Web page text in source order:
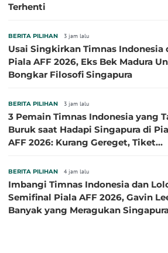
Terhenti
BERITA PILIHAN 3 jam lalu
Usai Singkirkan Timnas Indonesia
Piala AFF 2026, Eks Bek Madura
Bongkar Filosofi Singapura
BERITA PILIHAN 3 jam lalu
3 Pemain Timnas Indonesia yang
Buruk saat Hadapi Singapura di
AFF 2026: Kurang Gereget, Tiket
BERITA PILIHAN 4 jam lalu
Imbangi Timnas Indonesia dan
Semifinal Piala AFF 2026, Gavin
Banyak yang Meragukan